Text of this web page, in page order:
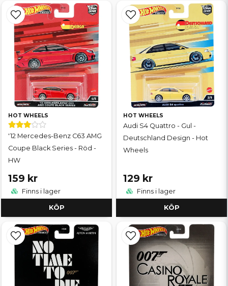
HOT WHEELS
'12 Mercedes-Benz C63 AMG
Coupe Black Series - Röd -
HW
159 kr
Finns i lager
KÖP
HOT WHEELS
Audi S4 Quattro - Gul -
Deutschland Design - Hot
Wheels
129 kr
Finns i lager
KÖP